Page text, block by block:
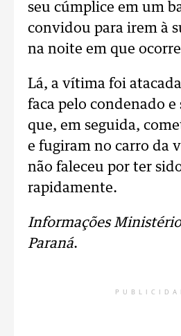
seu cúmplice em um
convidou para irem à
na noite em que
Lá, a vítima foi
faca pelo condenado e
que, em seguida,
e fugiram no carro da
não faleceu por ter
rapidamente.
Informações
Paraná.